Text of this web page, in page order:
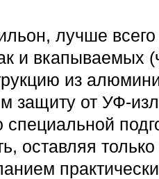
лучше
и вкапываемых
из
защиту от УФ-
специальной
оставляя